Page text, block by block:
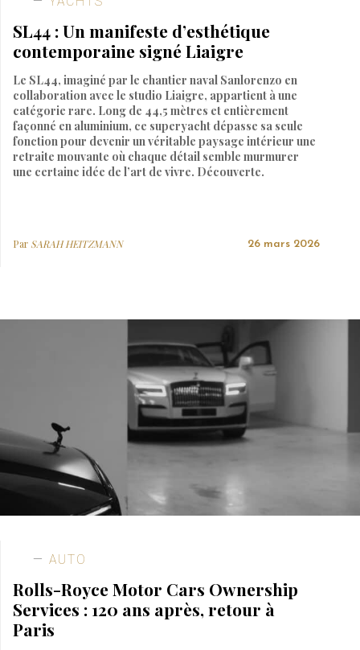
SL44 : Un manifeste d’esthétique
contemporaine signé Liaigre
Le SL44, imaginé par le chantier naval Sanlorenzo en
collaboration avec le studio Liaigre, appartient à une
catégorie rare. Long de 44,5 mètres et entièrement
façonné en aluminium, ce superyacht dépasse sa seule
fonction pour devenir un véritable paysage intérieur une
retraite mouvante où chaque détail semble murmurer
une certaine idée de l’art de vivre. Découverte.
Par SARAH HEITZMANN 26 mars 2026
AUTO
Rolls-Royce Motor Cars Ownership
Services : 120 ans après, retour à
Paris